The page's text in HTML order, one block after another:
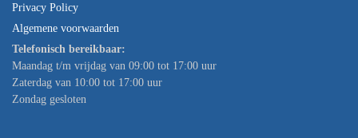
Privacy Policy
Algemene voorwaarden
Telefonisch bereikbaar:
Maandag t/m vrijdag van 09:00 tot 17:00 uur
Zaterdag van 10:00 tot 17:00 uur
Zondag gesloten